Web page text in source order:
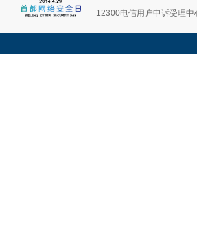
12300电信用户申诉受理中